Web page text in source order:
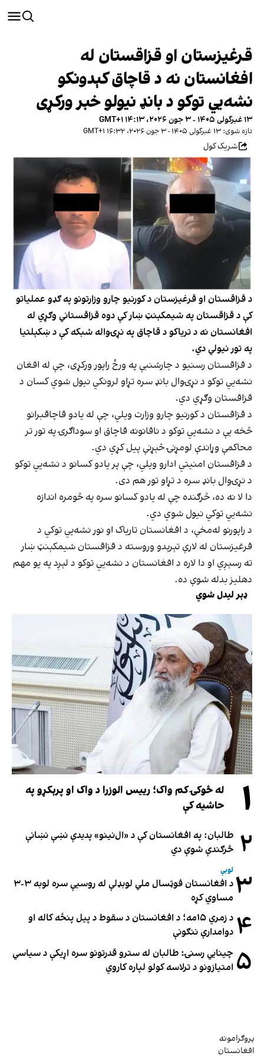
قرغیزستان او قزاقستان له
افغانستان نه د قاچاق کېدونکو
نشه‌يي توکو د بانډ نیولو خبر ورکړی
۱۳ غبرگولی ۱۴۰۵ - ۳ جون ۲۰۲۶، ۱۴:۱۳ GMT+۱
تازه شوی: ۱۳ غبرگولی ۱۴۰۵ - ۳ جون ۲۰۲۶، ۱۶:۳۲ GMT+۱
شریک کول
د قزاقستان او قرغیزستان د کورنیو چارو وزارتونو په ګډو عملیاتو
کې د قزاقستان په شیمکېنټ ښار کې دوه قزاقستاني وګړي له
افغانستان نه د تریاکو د قاچاق په نړۍواله شبکه کې د ښکېلتیا
په تور نیولي دي.
د قزاقستان رسنیو د چارشنبې په ورځ راپور ورکړی، چې له افغان
نشه‌يي توکو د نړۍوال بانډ سره تړاو لرونکي نیول شوي کسان د
قزاقستان وګړي دي.
د قزاقستان د کورنیو چارو وزارت ویلي، چې له یادو قاچاقبرانو
څخه یې د نشه‌يي توکو د ناقانونه قاچاق او سوداګرۍ په تور تر
محاکمې وړاندې لومړنۍ څېړنې پیل کړي دي.
د قزاقستان امنیتي ادارو ویلي، چې پر یادو کسانو د نشه‌يي توکو
د نړۍوال بانډ سره د تړاو تور هم دی.
دا لا نه ده، څرګنده چې له یادو کسانو سره په څومره اندازه
نشه‌يي توکي نیول شوي دي.
د راپورنو له‌مخې، د افغانستان تاریاک او نور نشه‌يي توکي د
قرغیزستان له لارې تېرېدو وروسته د قزاقستان شیمکېنټ ښار
ته رسېږي او دا لاره د افغانستان د نشه‌يي توکو د لېږد په یو مهم
دهلیز بدله شوې ده.
ډېر لیدل شوي
۱
له څوکۍ کم واک؛ رییس الوزرا د واک او پرېکړو په
حاشیه کې
۲ طالبان: په افغانستان کې د «ال‌نینو» پدیدې نښې نښانې
څرګندې شوې دي
۳ لوبې
د افغانستان فوټسال ملي لوبډلې له روسیې سره لوبه ۳-۳
مساوي کړه
۴
د زمري ۱۵مه؛ د افغانستان د سقوط د پیل پنځه کاله او
دوامدارې ننګونې
۵ چینایي رسنۍ: طالبان له سترو قدرتونو سره اړیکې د سیاسي
امتیازونو د ترلاسه کولو لپاره کاروي
پروګرامونه
افغانستان